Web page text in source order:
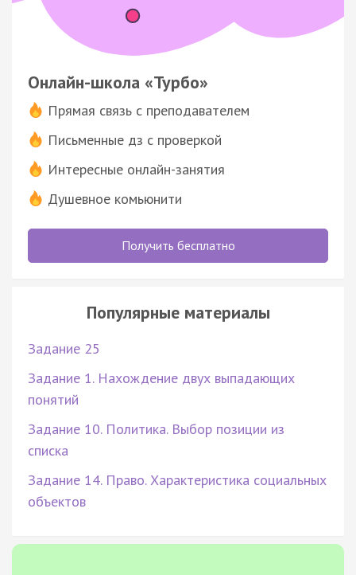
Онлайн-школа «Турбо»
Прямая связь с преподавателем
Письменные дз с проверкой
Интересные онлайн-занятия
Душевное комьюнити
Получить бесплатно
Популярные материалы
Задание 25
Задание 1. Нахождение двух выпадающих
понятий
Задание 10. Политика. Выбор позиции из
списка
Задание 14. Право. Характеристика социальных
объектов